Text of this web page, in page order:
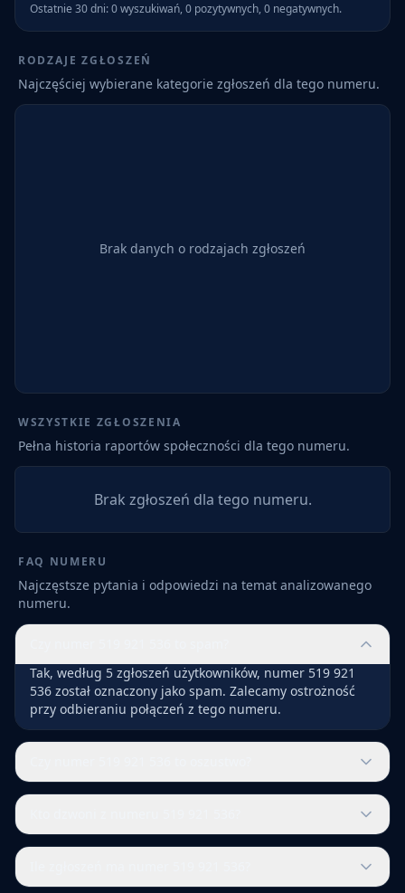
Ostatnie 30 dni:0wyszukiwań,0 pozytywnych,0 negatywnych.
RODZAJE ZGŁOSZEŃ
Najczęściej wybierane kategorie zgłoszeń dla tego numeru.
Brak danych o rodzajach zgłoszeń
WSZYSTKIE ZGŁOSZENIA
Pełna historia raportów społeczności dla tego numeru.
Brak zgłoszeń dla tego numeru.
FAQ NUMERU
Najczęstsze pytania i odpowiedzi na temat analizowanego
numeru.
Tak, według 5 zgłoszeń użytkowników, numer 519 921
536 został oznaczony jako spam. Zalecamy ostrożność
przy odbieraniu połączeń z tego numeru.